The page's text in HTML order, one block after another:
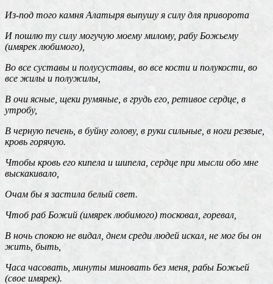
Из-под того камня Алатыря выпушу я силу для приворота
И пошлю ту силу могучую моему милому, рабу Божьему
(имярек любимого),
Во все суставы и полусуставы, во все кости и полукости, во
все жилы и полужилы,
В очи ясные, щеки румяные, в грудь его, ретивое сердце, в
утробу,
В черную печень, в буйну голову, в руки сильные, в ноги резвые,
кровь горячую.
Чтобы кровь его кипела и шипела, сердце при мысли обо мне
выскакивало,
Очам бы я застила белый свет.
Чтоб раб Божий (имярек любимого) тосковал, горевал,
В ночь спокою не видал, днем среди людей искал, не мог бы он
жить, быть,
Часа часовать, минуты миновать без меня, рабы Божьей
(свое имярек).